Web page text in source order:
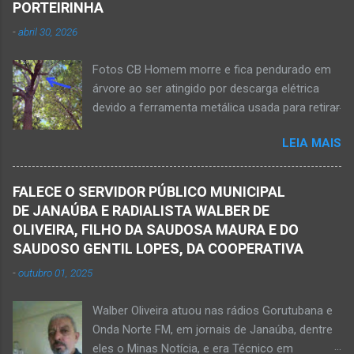
do Samu, Corpo de Bombeiros e da Polícia
Militar, o acidente foi em frente a um
condomínio no trecho entre o trevo de acesso
Houve a batida entre a motocicleta um
caminhão que transitava pela BR-122. Com o
impacto da batida, o ex-vereador ficou
gravemente com fratura na perna esquerda.
Avelin...
PORTEIRINHA
-abril 30, 2026
Fotos CB Homem morre e fica pendurado em
árvore ao ser atingido por descarga elétrica
devido a ferramenta metálica usada para retirar
quinta-feira, dia 30 de abril de 2026. NOVA
PORTEIRINHA (por Oliveira Júnior) – Fim trágico
para um homem de 39 anos na tentativa de
recolher frutos na árvore de abacate. Gilliard
Ferreira da Silva utilizou uma foice com cabo
metálico e, num descuido, atingiu a ferramenta
na rede elétrica de média tensão que
na tarde de hoje, quinta-feira, dia 30 de abril, na
zona rural de Nova Porteirinha, situado na
LEIA MAIS
FALECE O SERVIDOR PÚBLICO MUNICIPAL
DE JANAÚBA E RADIALISTA WALBER DE
OLIVEIRA, FILHO DA SAUDOSA MAURA E DO
SAUDOSO GENTIL LOPES, DA COOPERATIVA
-outubro 01, 2025
Walber Oliveira atuou nas rádios Gorutubana e
Onda Norte FM, em jornais de Janaúba, dentre
eles o Minas Notícia, e era Técnico em